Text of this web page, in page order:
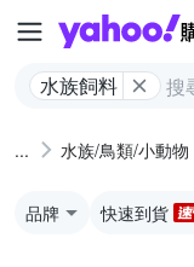
水族飼料
水族/鳥類/小動物
品牌 快速到貨